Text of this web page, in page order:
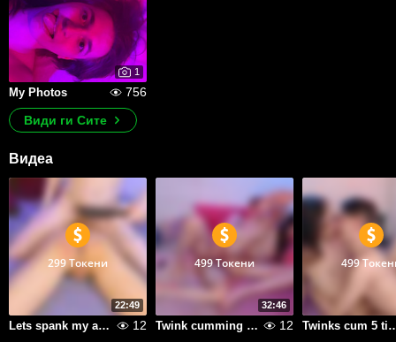
1
My Photos
756
Види ги Сите
Видеа
22:49
299 Токени
Lets spank my ass and Alan balls 12
32:46
499 Токени
Twink cumming twice while his boyfriend fucked him to exhaustion 12
499
Twinks cum 5